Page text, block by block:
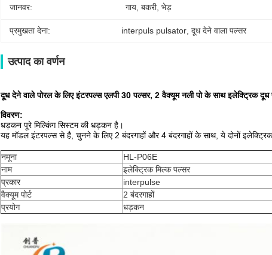
जानवर: गाय, बकरी, भेड़
प्रमुखता देना: interpuls pulsator , दूध देने वाला पल्सर
उत्पाद का वर्णन
दूध देने वाले पोरल के लिए इंटरपल्स एलपी 30 पल्सर, 2 वैक्यूम नली पो के साथ इलेक्ट्रिक दूध
विवरण:
धड़कन पूरे मिल्किंग सिस्टम की धड़कन है।
यह मॉडल इंटरपल्स से है, चुनने के लिए 2 बंदरगाहों और 4 बंदरगाहों के साथ, ये दोनों
नमूना
HL-P06E
नाम
इलेक्ट्रिक मिल्क पल्सर
प्रकार
interpulse
वैक्यूम पोर्ट
2 बंदरगाहों
प्रयोग
धड़कन